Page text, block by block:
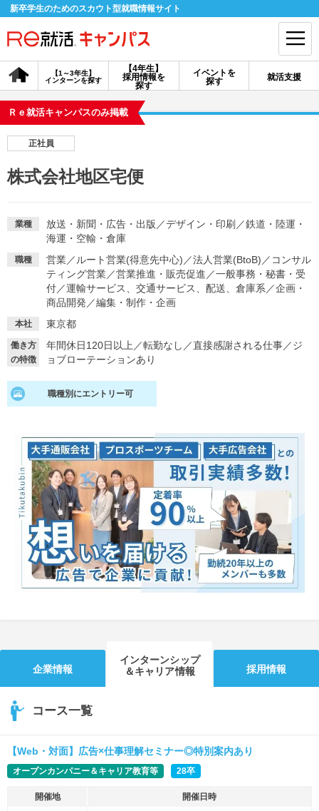
新卒学生のためのスカウト型就職情報サイト
【4年生】
採用情報を
探す
【1～3年生】
インターンを探す
イベントを
探す
就活支援
会員登録 ログイン
探す
イベントを探す スカウト お知らせ
就活ノウハウ・サポート
就活支援
就活ノウハウが満載！
就活コラム
適職診断
就活ニュースペーパー
就活時事ニュースを更新
よくある質問
不明点があればこちら
Ｒｅ就活キャンパスのみ掲載
正社員
株式会社地区宅便
業種 放送・新聞・広告・出版 ／デザイン・印刷 ／鉄道・陸運・
海運・空輸・倉庫
職種 営業／ ルート営業(得意先中心) ／法人営業(BtoB) ／ コンサル
ティング営業／営業推進・販売促進 ／一般事務・秘書・受
付／運輸サービス、交通サービス、配送、倉庫系 ／企画・
商品開発 ／編集・制作・企画
本社 東京都
働き方
の特徴
年間休日120日以上 ／転勤なし ／直接感謝される仕事／ジ
ョブローテーションあり
職種別にエントリー可
企業情報
インターンシップ
＆キャリア情報
採用情報
コース一覧
【Web・対面】広告×仕事理解セミナー◎特別案内あり
オープンカンパニー＆キャリア教育等 28卒
開催地 開催日時